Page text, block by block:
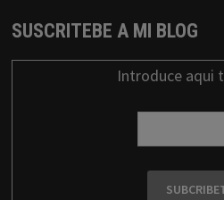
SUSCRITEBE A MI BLOG
Introduce aqui